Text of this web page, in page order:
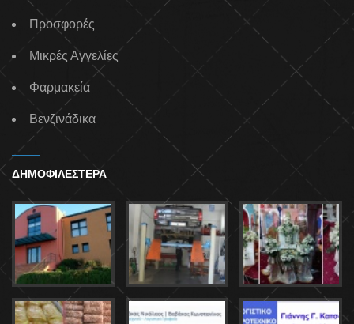
Προσφορές
Μικρές Αγγελίες
Φαρμακεία
Βενζινάδικα
ΔΗΜΟΦΙΛΕΣΤΕΡΑ